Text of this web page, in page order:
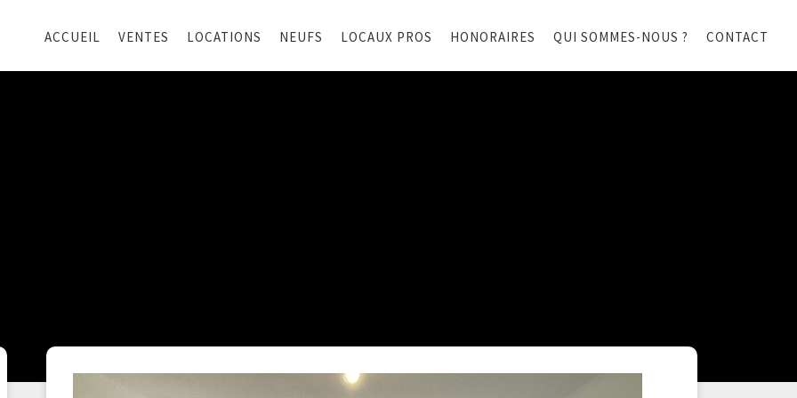
ACCUEIL VENTES LOCATIONS NEUFS LOCAUX PROS HONORAIRES QUI SOMMES-NOUS ? CONTACT